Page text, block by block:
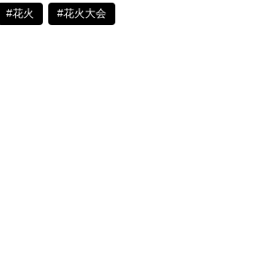
#花火 #花火大会